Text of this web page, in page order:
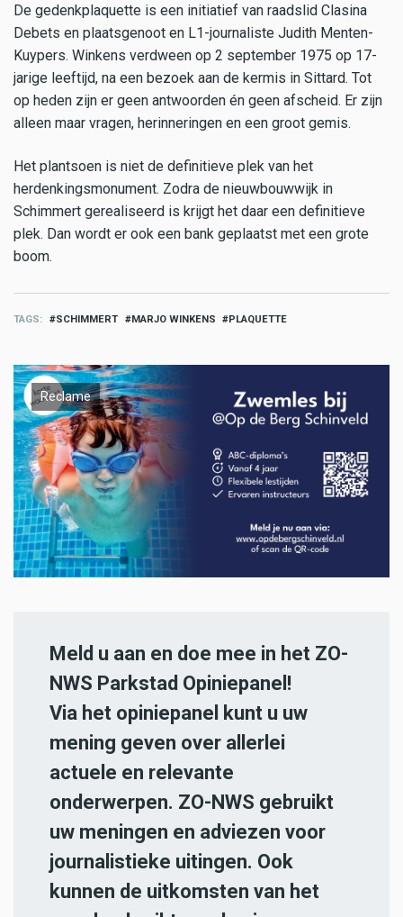
De gedenkplaquette is een initiatief van raadslid Clasina
Debets en plaatsgenoot en L1-journaliste Judith Menten-
Kuypers. Winkens verdween op 2 september 1975 op 17-
jarige leeftijd, na een bezoek aan de kermis in Sittard. Tot
op heden zijn er geen antwoorden én geen afscheid. Er zijn
alleen maar vragen, herinneringen en een groot gemis.
Het plantsoen is niet de definitieve plek van het
herdenkingsmonument. Zodra de nieuwbouwwijk in
Schimmert gerealiseerd is krijgt het daar een definitieve
plek. Dan wordt er ook een bank geplaatst met een grote
boom.
TAGS SCHIMMERT MARJO WINKENS PLAQUETTE
Reclame
Meld u aan en doe mee in het ZO-
NWS Parkstad Opiniepanel!
Via het opiniepanel kunt u uw
mening geven over allerlei
actuele en relevante
onderwerpen. ZO-NWS gebruikt
uw meningen en adviezen voor
journalistieke uitingen. Ook
kunnen de uitkomsten van het